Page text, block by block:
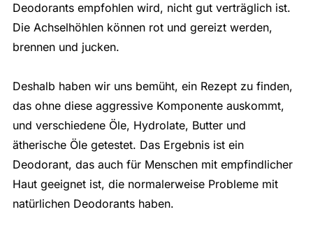
Deodorants empfohlen wird, nicht gut verträglich ist.
Die Achselhöhlen können rot und gereizt werden,
brennen und jucken.
Deshalb haben wir uns bemüht, ein Rezept zu finden,
das ohne diese aggressive Komponente auskommt,
und verschiedene Öle, Hydrolate, Butter und
ätherische Öle getestet. Das Ergebnis ist ein
Deodorant, das auch für Menschen mit empfindlicher
Haut geeignet ist, die normalerweise Probleme mit
natürlichen Deodorants haben.